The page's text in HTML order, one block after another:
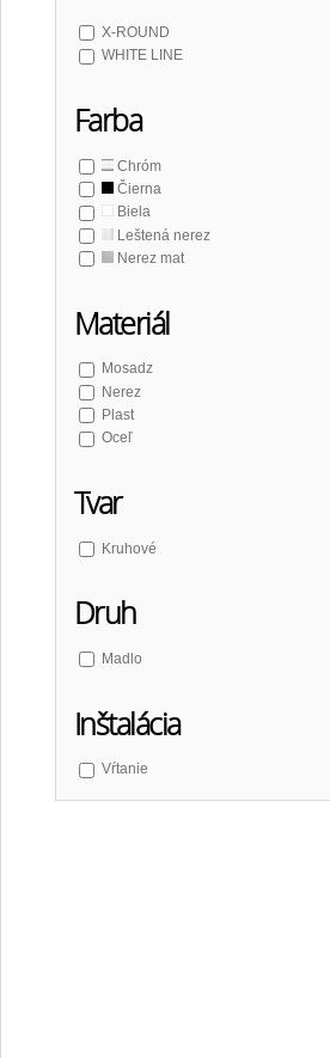
X-ROUND
WHITE LINE
Farba
Chróm
Čierna
Biela
Leštená nerez
Nerez mat
Materiál
Mosadz
Nerez
Plast
Oceľ
Tvar
Kruhové
Druh
Madlo
Inštalácia
Vŕtanie